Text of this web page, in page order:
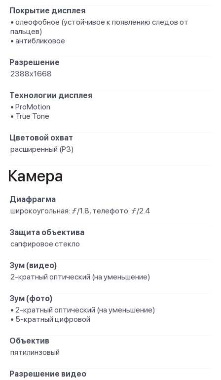
Покрытие дисплея
• олеофобное (устойчивое к появлению следов от
пальцев)
• антибликовое
Разрешение
2388x1668
Технологии дисплея
• ProMotion
• True Tone
Цветовой охват
расширенный (P3)
Камера
Диафрагма
широкоугольная: ƒ/1.8, телефото: ƒ/2.4
Защита объектива
сапфировое стекло
Зум (видео)
2-кратный оптический (на уменьшение)
Зум (фото)
• 2-кратный оптический (на уменьшение)
• 5-кратный цифровой
Объектив
пятилинзовый
Разрешение видео